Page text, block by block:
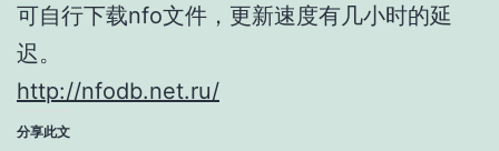
可自行下载nfo文件，更新速度有几小时的延
迟。
http://nfodb.net.ru/
分享此文